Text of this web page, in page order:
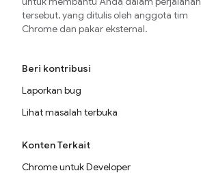
tersebut, yang ditulis oleh anggota tim
Chrome dan pakar eksternal.
Beri kontribusi
Laporkan bug
Lihat masalah terbuka
Konten Terkait
Chrome untuk Developer